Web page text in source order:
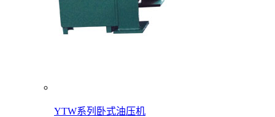
YTW系列卧式油压机